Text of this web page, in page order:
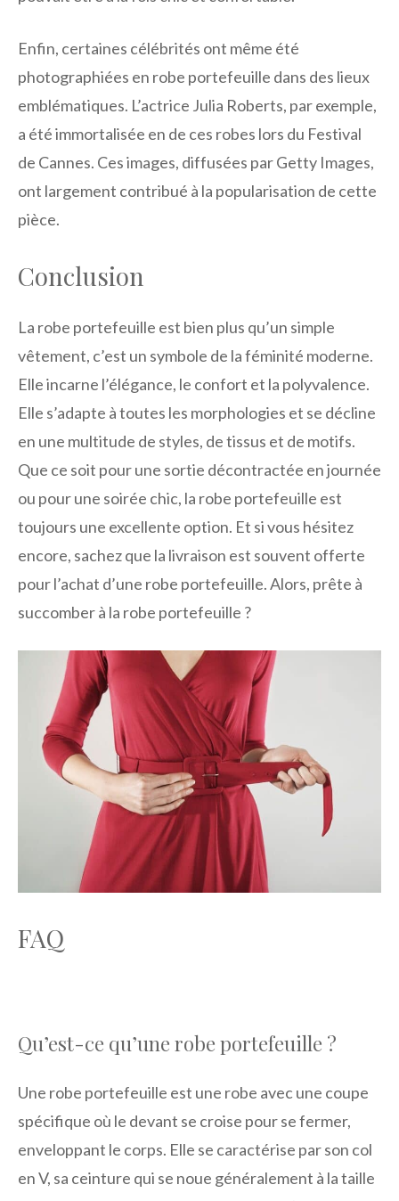
Enfin, certaines célébrités ont même été
photographiées en robe portefeuille dans des lieux
emblématiques. L’actrice Julia Roberts, par exemple,
a été immortalisée en de ces robes lors du Festival
de Cannes. Ces images, diffusées par Getty Images,
ont largement contribué à la popularisation de cette
pièce.
Conclusion
La robe portefeuille est bien plus qu’un simple
vêtement, c’est un symbole de la féminité moderne.
Elle incarne l’élégance, le confort et la polyvalence.
Elle s’adapte à toutes les morphologies et se décline
en une multitude de styles, de tissus et de motifs.
Que ce soit pour une sortie décontractée en journée
ou pour une soirée chic, la robe portefeuille est
toujours une excellente option. Et si vous hésitez
encore, sachez que la livraison est souvent offerte
pour l’achat d’une robe portefeuille. Alors, prête à
succomber à la robe portefeuille ?
FAQ
Qu’est-ce qu’une robe portefeuille ?
Une robe portefeuille est une robe avec une coupe
spécifique où le devant se croise pour se fermer,
enveloppant le corps. Elle se caractérise par son col
en V, sa ceinture qui se noue généralement à la taille